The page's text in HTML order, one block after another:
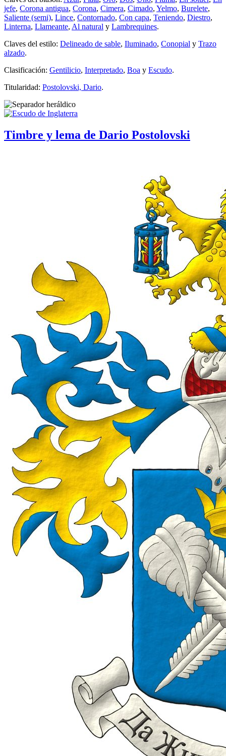
jefe, Corona antigua, Corona, Cimera, Cimado, Yelmo, Burelete,
Saliente (semi), Lince, Contornado, Con capa, Teniendo, Diestro,
Linterna, Llameante, Al natural y Lambrequines.
Claves del estilo: Delineado de sable, Iluminado, Conopial y Trazo
alzado.
Clasificación: Gentilicio, Interpretado, Boa y Escudo.
Titularidad: Postolovski, Dario.
Timbre y lema de Dario Postolovski